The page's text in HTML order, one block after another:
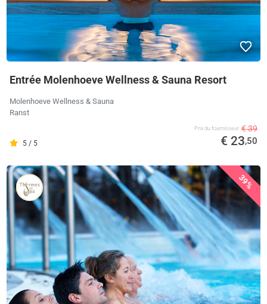
Entrée Molenhoeve Wellness & Sauna Resort
Molenhoeve Wellness & Sauna
Ranst
5 / 5
Prix ​​du fournisseur € 39
€ 23,50
39%